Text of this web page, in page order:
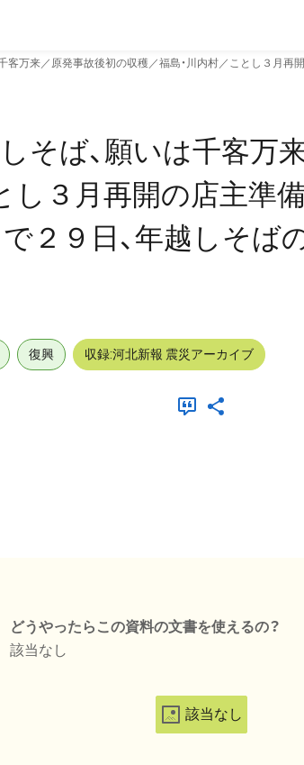
客万来／原発事故後初の収穫／福島・川内村／ことし３月再
そば、願いは千客万
し３月再開の店主準
で２９日、年越しそば
復興 収録:河北新報 震災アーカイブ
どうやったらこの資料の文書を使えるの？
該当なし
該当なし